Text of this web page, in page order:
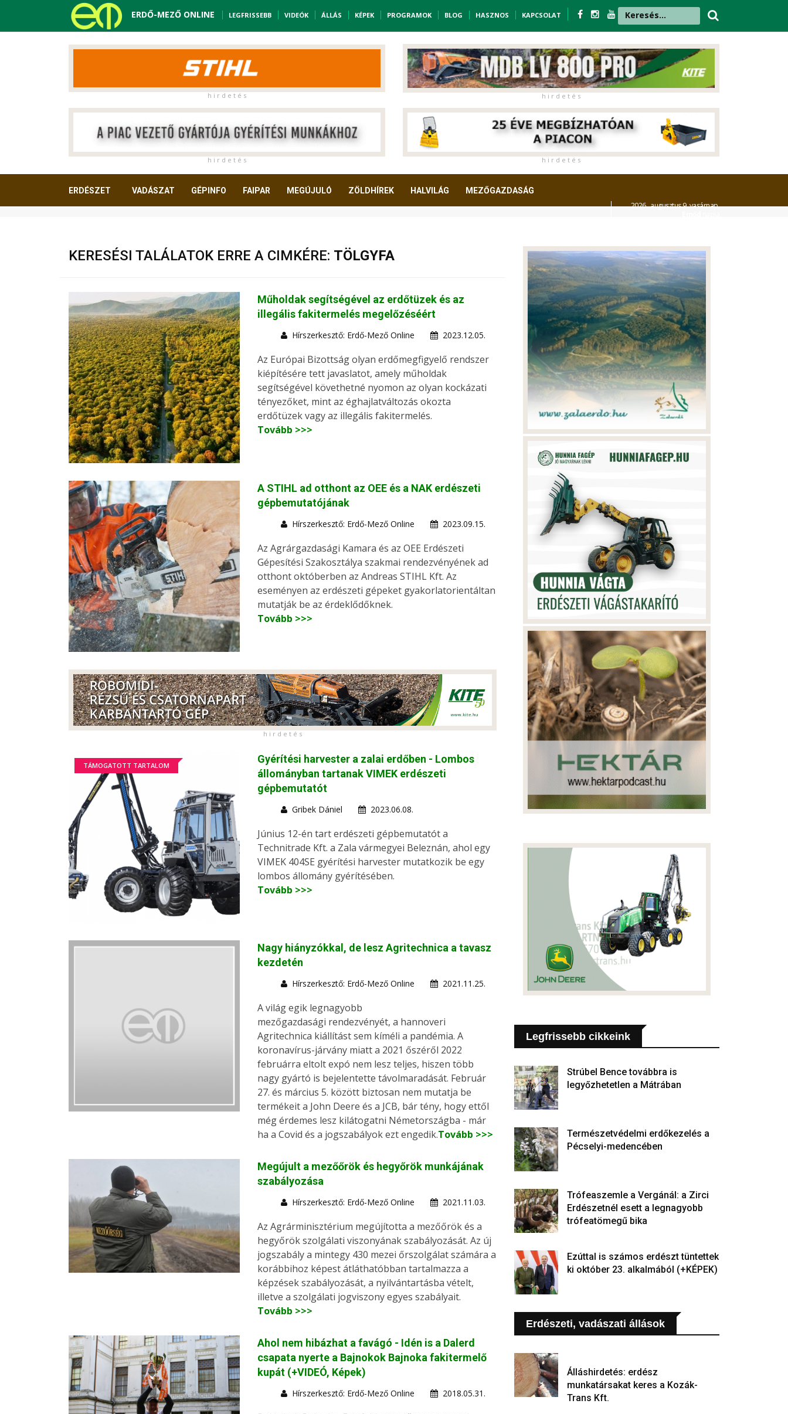
ERDŐ-MEZŐ ONLINE LEGFRISSEBB VIDEÓK ÁLLÁS KÉPEK PROGRAMOK BLOG HASZNOS KAPCSOLAT
h i r d e t é s h i r d e t é s
h i r d e t é s h i r d e t é s
ERDÉSZET VADÁSZAT GÉPINFO FAIPAR MEGÚJULÓ ZÖLDHÍREK HALVILÁG MEZŐGAZDASÁG
2026. augusztus 9. vasárnap,
KERESÉSI TALÁLATOK ERRE A CIMKÉRE: TÖLGYFA
Műholdak segítségével az erdőtüzek és az
illegális fakitermelés megelőzéséért
Hírszerkesztő: Erdő-Mező Online 2023.12.05.
Az Európai Bizottság olyan erdőmegfigyelő rendszer
kiépítésére tett javaslatot, amely műholdak
segítségével követhetné nyomon az olyan kockázati
tényezőket, mint az éghajlatváltozás okozta
erdőtüzek vagy az illegális fakitermelés.
Tovább >>>
A STIHL ad otthont az OEE és a NAK erdészeti
gépbemutatójának
Hírszerkesztő: Erdő-Mező Online 2023.09.15.
Az Agrárgazdasági Kamara és az OEE Erdészeti
Gépesítési Szakosztálya szakmai rendezvényének ad
otthont októberben az Andreas STIHL Kft. Az
eseményen az erdészeti gépeket gyakorlatorientáltan
mutatják be az érdeklődőknek.
Tovább >>>
h i r d e t é s
TÁMOGATOTT TARTALOM
Gyérítési harvester a zalai erdőben - Lombos
állományban tartanak VIMEK erdészeti
gépbemutatót
Gribek Dániel 2023.06.08.
Június 12-én tart erdészeti gépbemutatót a
Technitrade Kft. a Zala vármegyei Beleznán, ahol egy
VIMEK 404SE gyérítési harvester mutatkozik be egy
lombos állomány gyérítésében.
Tovább >>>
Nagy hiányzókkal, de lesz Agritechnica a tavasz
kezdetén
Hírszerkesztő: Erdő-Mező Online 2021.11.25.
A világ egik legnagyobb
mezőgazdasági rendezvényét, a hannoveri
Agritechnica kiállítást sem kíméli a pandémia. A
koronavírus-járvány miatt a 2021 őszéről 2022
februárra eltolt expó nem lesz teljes, hiszen több
nagy gyártó is bejelentette távolmaradását. Február
27. és március 5. között biztosan nem mutatja be
termékeit a John Deere és a JCB, bár tény, hogy ettől
még érdemes lesz kilátogatni Németországba - már
ha a Covid és a jogszabályok ezt engedik.Tovább >>>
Megújult a mezőőrök és hegyőrök munkájának
szabályozása
Hírszerkesztő: Erdő-Mező Online 2021.11.03.
Az Agrárminisztérium megújította a mezőőrök és a
hegyőrök szolgálati viszonyának szabályozását. Az új
jogszabály a mintegy 430 mezei őrszolgálat számára a
korábbihoz képest átláthatóbban tartalmazza a
képzések szabályozását, a nyilvántartásba vételt,
illetve a szolgálati jogviszony egyes szabályait.
Tovább >>>
Ahol nem hibázhat a favágó - Idén is a Dalerd
csapata nyerte a Bajnokok Bajnoka fakitermelő
kupát (+VIDEÓ, Képek)
Hírszerkesztő: Erdő-Mező Online 2018.05.31.
Legfrissebb cikkeink
Strúbel Bence továbbra is
legyőzhetetlen a Mátrában
Természetvédelmi erdőkezelés a
Pécselyi-medencében
Trófeaszemle a Vergánál: a Zirci
Erdészetnél esett a legnagyobb
trófeatömegű bika
Ezúttal is számos erdészt tüntettek
ki október 23. alkalmából (+KÉPEK)
Erdészeti, vadászati állások
Álláshirdetés: erdész
munkatársakat keres a Kozák-
Trans Kft.